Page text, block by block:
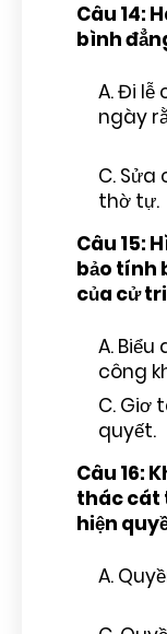
Câu 14:
bình
A. Đi lễ
ngày
C. Sửa
thờ tự.
Câu 15:
bảo tính
của cử
A. Biểu
công
C. Giơ
quyết.
Câu 16:
thác cát
hiện
A.